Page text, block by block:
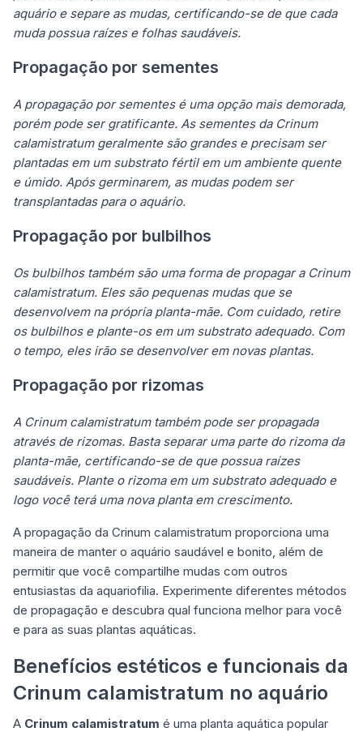
aquário e separe as mudas, certificando-se de que cada
muda possua raízes e folhas saudáveis.
Propagação por sementes
A propagação por sementes é uma opção mais demorada,
porém pode ser gratificante. As sementes da Crinum
calamistratum geralmente são grandes e precisam ser
plantadas em um substrato fértil em um ambiente quente
e úmido. Após germinarem, as mudas podem ser
transplantadas para o aquário.
Propagação por bulbilhos
Os bulbilhos também são uma forma de propagar a Crinum
calamistratum. Eles são pequenas mudas que se
desenvolvem na própria planta-mãe. Com cuidado, retire
os bulbilhos e plante-os em um substrato adequado. Com
o tempo, eles irão se desenvolver em novas plantas.
Propagação por rizomas
A Crinum calamistratum também pode ser propagada
através de rizomas. Basta separar uma parte do rizoma da
planta-mãe, certificando-se de que possua raízes
saudáveis. Plante o rizoma em um substrato adequado e
logo você terá uma nova planta em crescimento.
A propagação da Crinum calamistratum proporciona uma
maneira de manter o aquário saudável e bonito, além de
permitir que você compartilhe mudas com outros
entusiastas da aquariofilia. Experimente diferentes métodos
de propagação e descubra qual funciona melhor para você
e para as suas plantas aquáticas.
Benefícios estéticos e funcionais da
Crinum calamistratum no aquário
A Crinum calamistratum é uma planta aquática popular